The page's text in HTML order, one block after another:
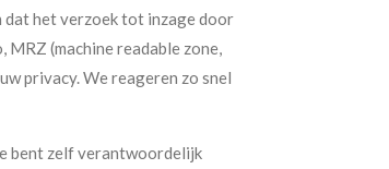
dat het verzoek tot inzage door
(machine readable zone,
privacy. We reageren zo snel
bent zelf verantwoordelijk